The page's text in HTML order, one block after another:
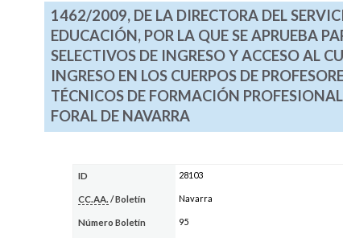
1462/2009, DE LA DIRECTORA DEL
EDUCACIÓN, POR LA QUE SE APRUEBA
SELECTIVOS DE INGRESO Y ACCESO AL
INGRESO EN LOS CUERPOS DE
TÉCNICOS DE FORMACIÓN
FORAL DE NAVARRA
ID 28103
CC.AA. / Boletín Navarra
Número Boletín 95